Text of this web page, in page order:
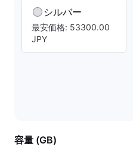
シルバー
最安価格: 53300.00
JPY
容量 (GB)